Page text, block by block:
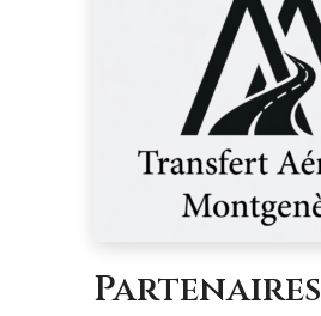
Partenaires